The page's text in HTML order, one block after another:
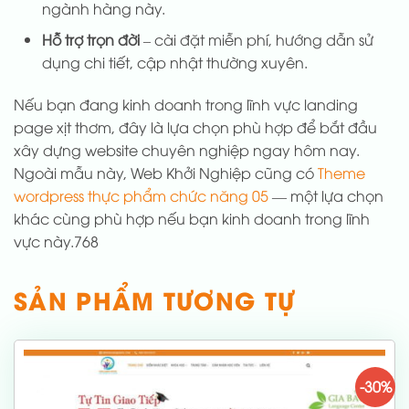
ngành hàng này.
Hỗ trợ trọn đời– cài đặt miễn phí, hướng dẫn sử
dụng chi tiết, cập nhật thường xuyên.
Nếu bạn đang kinh doanh trong lĩnh vực landing
page xịt thơm, đây là lựa chọn phù hợp để bắt đầu
xây dựng website chuyên nghiệp ngay hôm nay.
Ngoài mẫu này, Web Khởi Nghiệp cũng cóTheme
wordpress thực phẩm chức năng 05— một lựa chọn
khác cùng phù hợp nếu bạn kinh doanh trong lĩnh
vực này.768
SẢN PHẨM TƯƠNG TỰ
-30%